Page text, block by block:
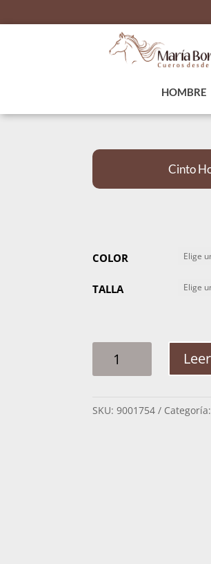
HOMBRE
Cinto
COLOR
TALLA
HOMBRE
CADENA
SKU:9001754 Categoría: